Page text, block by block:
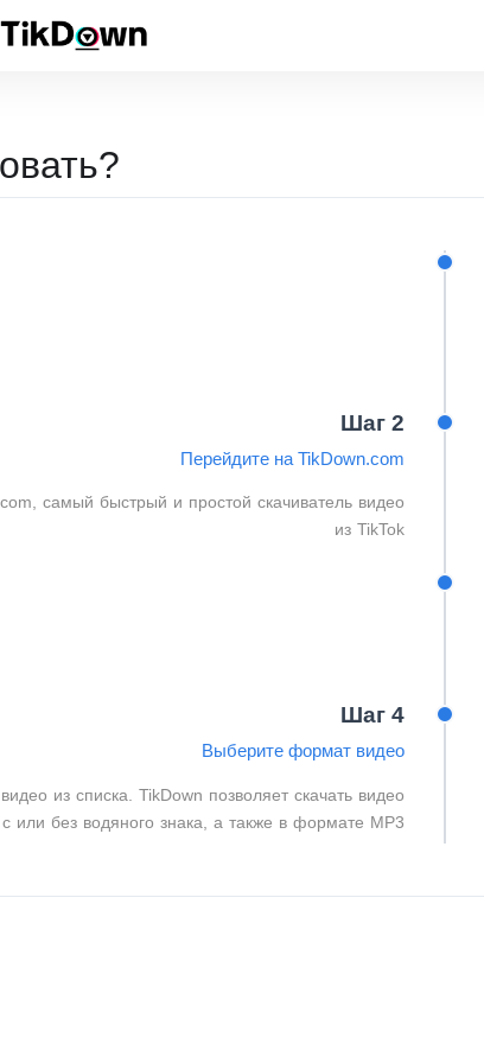
Шаг 2
Перейдите на TikDown.com
самый быстрый и простой скачиватель видео
из TikTok
Шаг 4
Выберите формат видео
из списка. TikDown позволяет скачать видео
или без водяного знака, а также в формате MP3.